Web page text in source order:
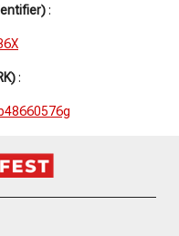
:
: